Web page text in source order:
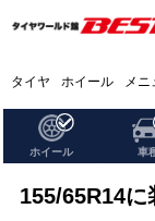
タイヤ ホイール メニ
ホイール 車
155/65R14